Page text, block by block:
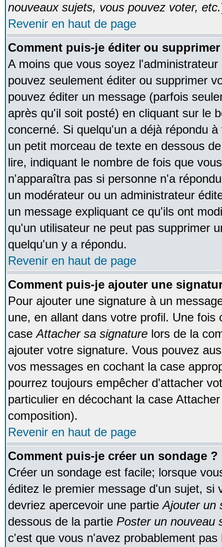
nouveaux sujets, vous pouvez voter, etc.
Revenir en haut de page
Comment puis-je éditer ou
A moins que vous soyez
pouvez seulement éditer ou supprimer
pouvez éditer un message (parfois
après qu'il soit posté) en cliquant sur le
concerné. Si quelqu'un a déjà répondu
un petit morceau de texte en dessous
lire, indiquant le nombre de fois que
n'apparaîtra pas si personne n'a
un modérateur ou un administrateur
un message expliquant ce qu'ils ont
qu'un utilisateur ne peut pas supprimer
quelqu'un y a répondu.
Revenir en haut de page
Comment puis-je ajouter une
Pour ajouter une signature à un
une, en allant dans votre profil. Une fois
caseAttacher sa signature lors de la
ajouter votre signature. Vous pouvez
vos messages en cochant la case
pourrez toujours empêcher d'attacher
particulier en décochant la case
composition).
Revenir en haut de page
Comment puis-je créer un sondage ?
Créer un sondage est facile; lorsque
éditez le premier message d'un sujet, si
devriez apercevoir une partieAjouter un
dessous de la partie Poster un nouveau
c'est que vous n'avez probablement